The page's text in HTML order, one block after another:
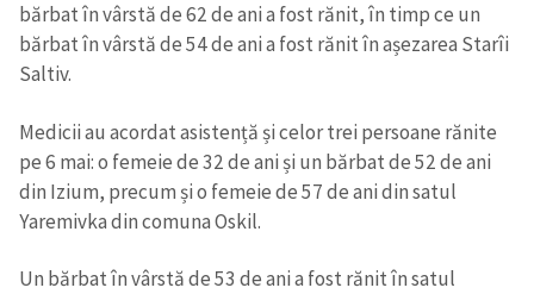
bărbat în vârstă de 62 de ani a fost rănit, în timp ce un
bărbat în vârstă de 54 de ani a fost rănit în așezarea Starîi
Saltiv.
Medicii au acordat asistență și celor trei persoane rănite
pe 6 mai: o femeie de 32 de ani și un bărbat de 52 de ani
din Izium, precum și o femeie de 57 de ani din satul
Yaremivka din comuna Oskil.
Un bărbat în vârstă de 53 de ani a fost rănit în satul